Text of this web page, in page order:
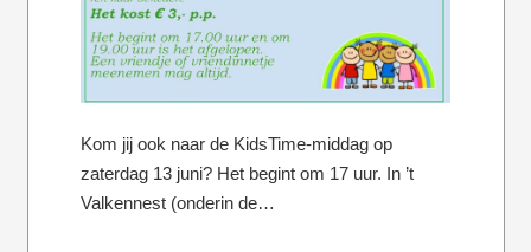
Kom jij ook naar de KidsTime-middag op
zaterdag 13 juni? Het begint om 17 uur. In ’t
Valkennest (onderin de…